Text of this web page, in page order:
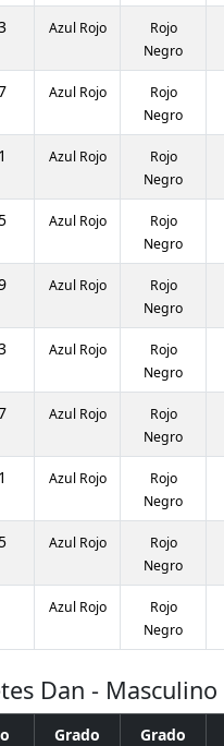
Azul Rojo
Rojo
Negro
Azul Rojo
Rojo
Negro
Azul Rojo
Rojo
Negro
Azul Rojo
Rojo
Negro
Azul Rojo
Rojo
Negro
Azul Rojo
Rojo
Negro
Azul Rojo
Rojo
Negro
Azul Rojo
Rojo
Negro
Azul Rojo
Rojo
Negro
Azul Rojo
Rojo
Negro
Dan - Masculino
Grado
Grado